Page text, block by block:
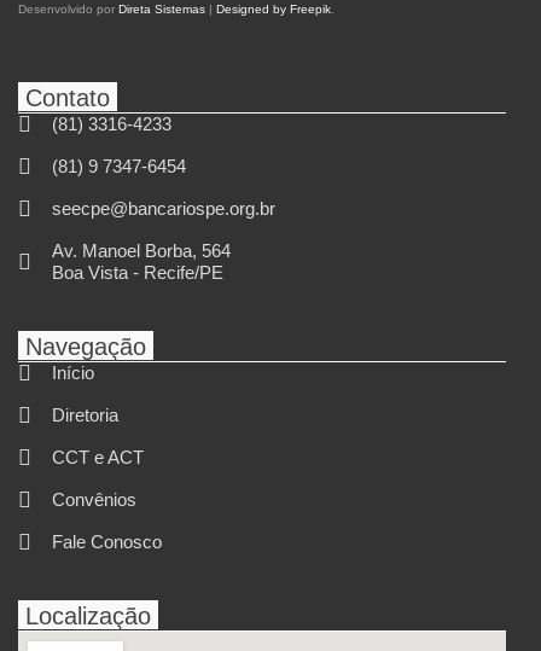
Desenvolvido por Direta Sistemas | Designed by Freepik
Contato
(81) 3316-4233
(81) 9 7347-6454
seecpe@bancariospe.org.br
Av. Manoel Borba, 564
Boa Vista - Recife/PE
Navegação
Início
Diretoria
CCT e ACT
Convênios
Fale Conosco
Localização